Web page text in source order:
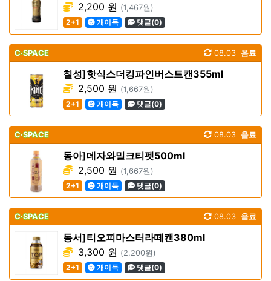
2,200 원 (1,467원)
2+1
개이득 댓글(0)
C·SPACE 음료
08.03
칠성]핫식스더킹파인버스트캔355ml
2,500 원 (1,667원)
2+1
개이득 댓글(0)
C·SPACE 음료
08.03
동아]데자와밀크티펫500ml
2,500 원 (1,667원)
2+1
개이득 댓글(0)
C·SPACE 음료
08.03
동서]티오피마스터라떼캔380ml
3,300 원 (2,200원)
2+1
개이득 댓글(0)